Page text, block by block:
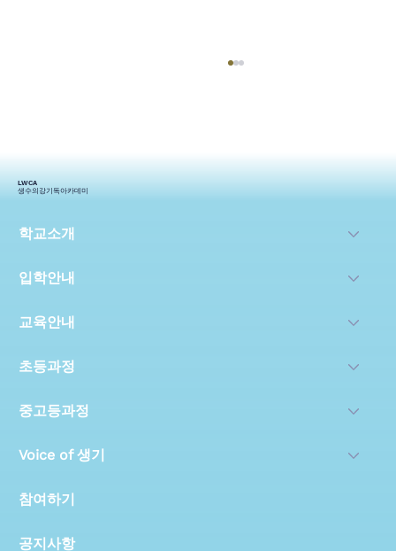
2024생기_상반기 스토리
LWCA
생수의강기독아카데미
학교소개
입학안내
교육안내
초등과정
중고등과정
Voice of 생기
참여하기
공지사항